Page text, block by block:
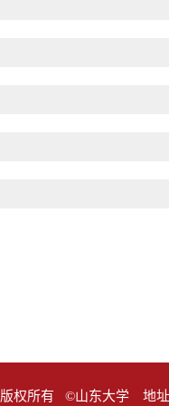
版权所有 ©山东大学 地